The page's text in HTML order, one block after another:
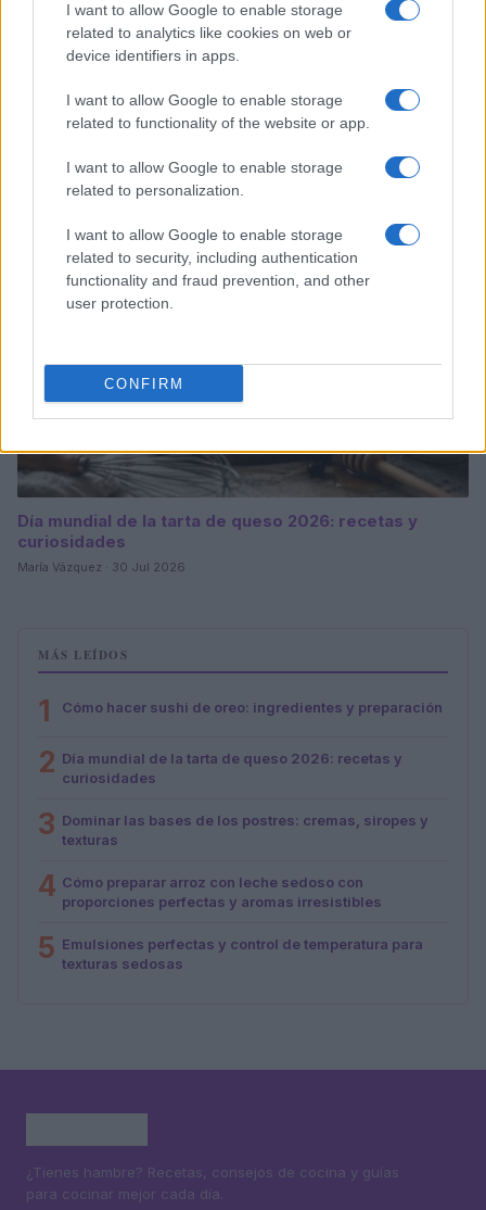
I want to allow Google to enable storage
related to analytics like cookies on web or
device identifiers in apps.
I want to allow Google to enable storage
related to functionality of the website or app.
I want to allow Google to enable storage
related to personalization.
I want to allow Google to enable storage
related to security, including authentication
functionality and fraud prevention, and other
user protection.
CONFIRM
Dominar las bases de los postres: cremas, siropes y
Lucía Fernández · 2 Ago 2026
Día mundial de la tarta de queso 2026: recetas y
curiosidades
María Vázquez · 30 Jul 2026
MÁS LEÍDOS
1 Cómo hacer sushi de oreo: ingredientes y preparación
2 Día mundial de la tarta de queso 2026: recetas y
curiosidades
3 Dominar las bases de los postres: cremas, siropes y
texturas
4 Cómo preparar arroz con leche sedoso con
proporciones perfectas y aromas irresistibles
5 Emulsiones perfectas y control de temperatura para
texturas sedosas
¿Tienes hambre? Recetas, consejos de cocina y guías
para cocinar mejor cada día.